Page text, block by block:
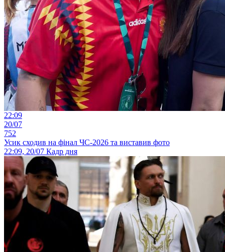
22:09
20/07
752
Усик сходив на фінал ЧС-2026 та виставив фото
22:09, 20/07 Кадр дня